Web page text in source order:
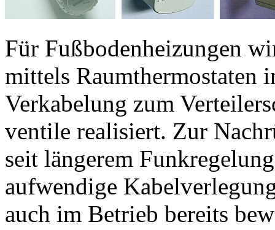
Für Fußbodenheizungen
mittels Raumthermostaten
Verkabelung zum
ventile realisiert. Zur
seit längerem
aufwendige
auch im Betrieb bereits